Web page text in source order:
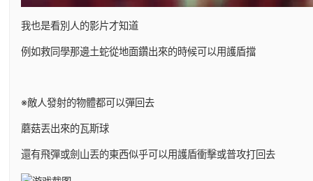
我也是看別人的影片才知道
例如救同學那邊土蛇從地面鑽出來的時候可以用護盾擋
※敵人發射的物體都可以彈回去
蘑菇丟出來的瓦斯球
還有飛彈或劍山丟的東西似乎可以用護盾衝擊或普攻打回去